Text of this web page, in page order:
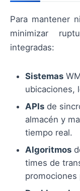
Para mantener
minimizar
integradas:
Sistemas
ubicaciones,
APIs de
almacén y
tiempo real.
Algoritmos
times de
promociones